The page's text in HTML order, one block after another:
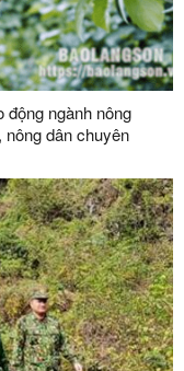
động ngành nông
nông dân chuyên